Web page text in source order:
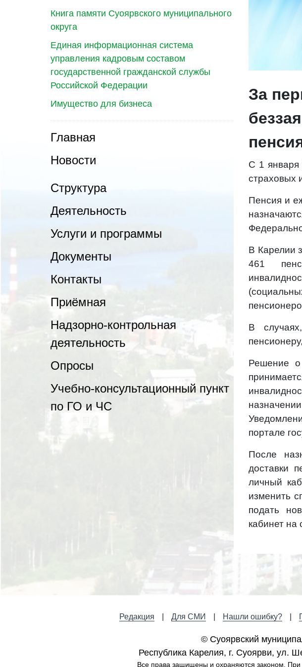
Книга памяти Суоярвского муниципального
округа
Единая информационная система
управления кадровым составом
государственной гражданской службы
Российской Федерации
Имущество для бизнеса
Главная
Новости
Структура
Деятельность
Услуги и программы
Документы
Контакты
Приёмная
Надзорно-контрольная
деятельность
Опросы
Учебно-консультационный пункт
по ГО и ЧС
За
С 1 января
страховых
Пенсия и
В Карелии
461
В
Решение о
портале
После
доставки
личный
изменить
подать
кабинет
Редакция Для СМИ Нашли ошибку?
© Суоярвский
Республика Карелия, г. Cуоярви, ул.
Все права защищены и охраняются законом. При